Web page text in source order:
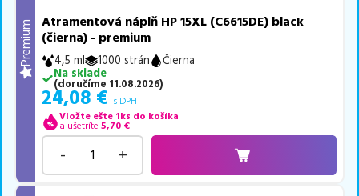
Premium
Atramentová náplň HP 15XL (C6615DE) black
(čierna) - premium
4,5 ml 1000 strán
Čierna
Na sklade
(doručíme 11.08.2026)
24,08 € s DPH
Vložte ešte 1ks do košíka
a ušetríte 5,70 €
- +